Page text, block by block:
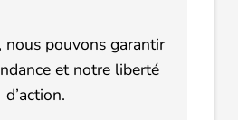
nous pouvons garantir
et notre liberté
d’action.